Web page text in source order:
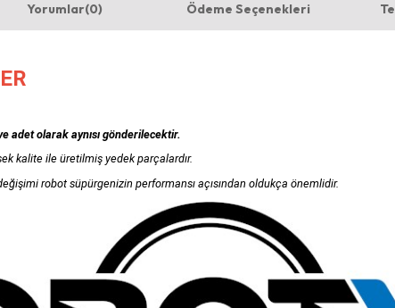
Yorumlar(0) Ödeme Seçenekleri
adet olarak aynısı gönderilecektir.
kalite ile üretilmiş yedek parçalardır.
robot süpürgenizin performansı açısından oldukça önemlidir.